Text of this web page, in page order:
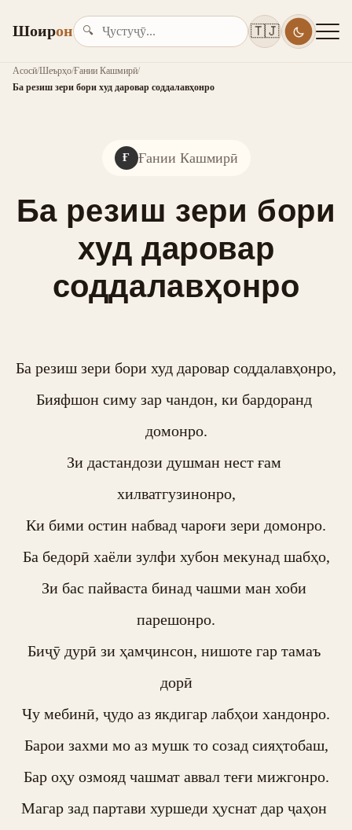
Шоирон 🔍 🇹🇯
Асосӣ/Шеърҳо/Ғании Кашмирӣ/
Ба резиш зери бори худ даровар соддалавҳонро
Ғ Ғании Кашмирӣ
Ба резиш зери бори
худ даровар
соддалавҳонро
Ба резиш зери бори худ даровар соддалавҳонро,
Бияфшон симу зар чандон, ки бардоранд
домонро.
Зи дастандози душман нест ғам
хилватгузинонро,
Ки бими остин набвад чароғи зери домонро.
Ба бедорӣ хаёли зулфи хубон мекунад шабҳо,
Зи бас пайваста бинад чашми ман хоби
парешонро.
Биҷӯ дурӣ зи ҳамҷинсон, нишоте гар тамаъ
дорӣ
Чу мебинӣ, ҷудо аз якдигар лабҳои хандонро.
Барои захми мо аз мушк то созад сияҳтобаш,
Бар оҳу озмояд чашмат аввал теғи мижгонро.
Магар зад партави хуршеди ҳуснат дар ҷаҳон